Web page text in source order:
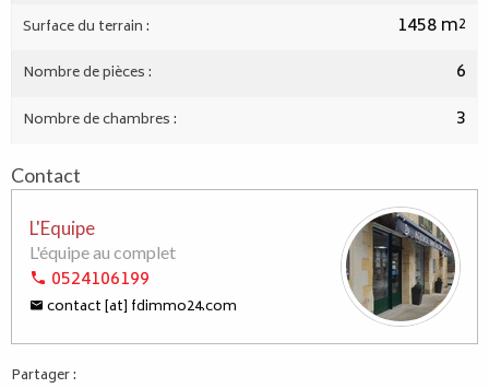
Surface du terrain : 1458 m²
Nombre de pièces : 6
Nombre de chambres : 3
Contact
L'Equipe
L'équipe au complet
0524106199
contact [at] fdimmo24.com
Partager :